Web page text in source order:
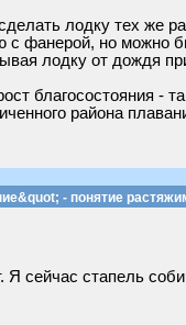
лодку тех же
с фанерой, но можно
лодку от дождя
благосостояния -
района
- понятие
Я сейчас стапель